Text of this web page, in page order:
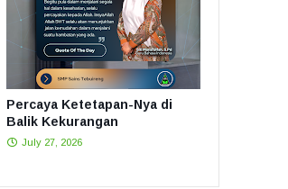
Percaya Ketetapan-Nya di
Balik Kekurangan
July 27, 2026